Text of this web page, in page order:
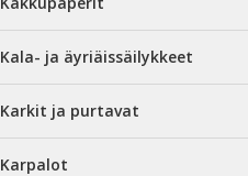
Kala- ja äyriäissäilykkeet
Karkit ja purtavat
Karpalot